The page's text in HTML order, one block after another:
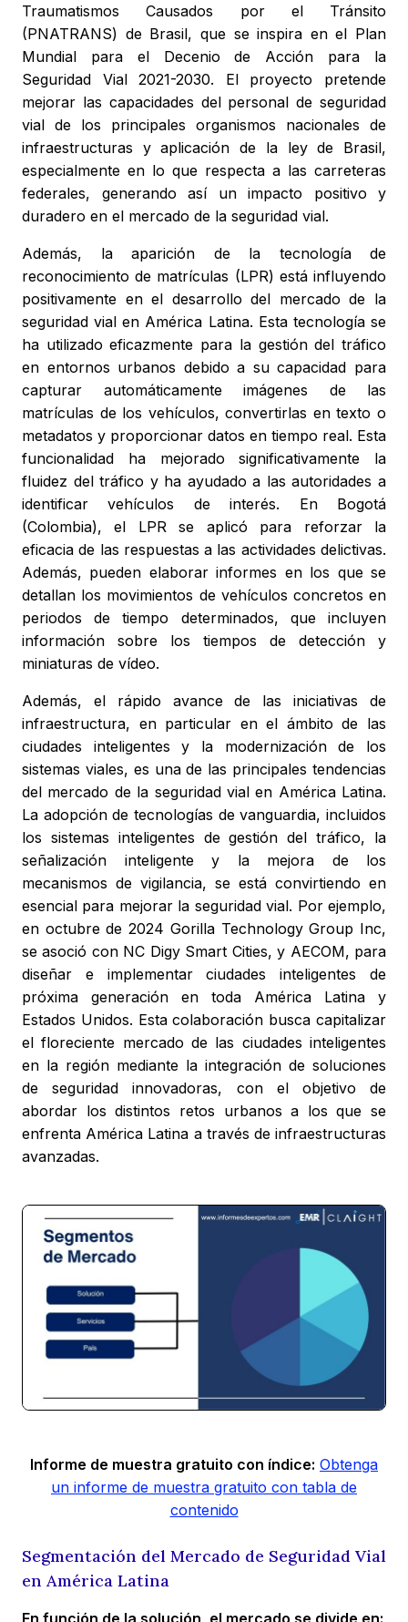
Traumatismos Causados por el Tránsito
(PNATRANS) de Brasil, que se inspira en el Plan
Mundial para el Decenio de Acción para la
Seguridad Vial 2021-2030. El proyecto pretende
mejorar las capacidades del personal de seguridad
vial de los principales organismos nacionales de
infraestructuras y aplicación de la ley de Brasil,
especialmente en lo que respecta a las carreteras
federales, generando así un impacto positivo y
duradero en el mercado de la seguridad vial.
Además, la aparición de la tecnología de
reconocimiento de matrículas (LPR) está influyendo
positivamente en el desarrollo del mercado de la
seguridad vial en América Latina. Esta tecnología se
ha utilizado eficazmente para la gestión del tráfico
en entornos urbanos debido a su capacidad para
capturar automáticamente imágenes de las
matrículas de los vehículos, convertirlas en texto o
metadatos y proporcionar datos en tiempo real. Esta
funcionalidad ha mejorado significativamente la
fluidez del tráfico y ha ayudado a las autoridades a
identificar vehículos de interés. En Bogotá
(Colombia), el LPR se aplicó para reforzar la
eficacia de las respuestas a las actividades delictivas.
Además, pueden elaborar informes en los que se
detallan los movimientos de vehículos concretos en
periodos de tiempo determinados, que incluyen
información sobre los tiempos de detección y
miniaturas de vídeo.
Además, el rápido avance de las iniciativas de
infraestructura, en particular en el ámbito de las
ciudades inteligentes y la modernización de los
sistemas viales, es una de las principales tendencias
del mercado de la seguridad vial en América Latina.
La adopción de tecnologías de vanguardia, incluidos
los sistemas inteligentes de gestión del tráfico, la
señalización inteligente y la mejora de los
mecanismos de vigilancia, se está convirtiendo en
esencial para mejorar la seguridad vial. Por ejemplo,
en octubre de 2024 Gorilla Technology Group Inc,
se asoció con NC Digy Smart Cities, y AECOM, para
diseñar e implementar ciudades inteligentes de
próxima generación en toda América Latina y
Estados Unidos. Esta colaboración busca capitalizar
el floreciente mercado de las ciudades inteligentes
en la región mediante la integración de soluciones
de seguridad innovadoras, con el objetivo de
abordar los distintos retos urbanos a los que se
enfrenta América Latina a través de infraestructuras
avanzadas.
Informe de muestra gratuito con índice: Obtenga
un informe de muestra gratuito con tabla de
contenido
Segmentación del Mercado de Seguridad Vial
en América Latina